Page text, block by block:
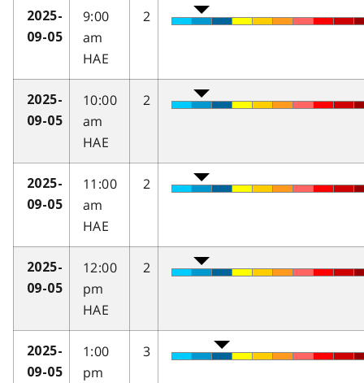
2025-
09-05
9:00
am
HAE
2
2025-
09-05
10:00
am
HAE
2
2025-
09-05
11:00
am
HAE
2
2025-
09-05
12:00
pm
HAE
2
2025-
09-05
1:00
pm
3